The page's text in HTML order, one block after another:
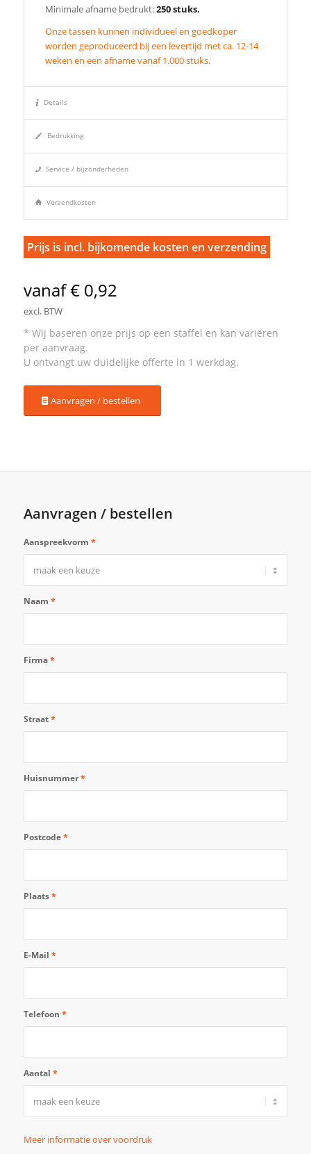
Minimale afname bedrukt:250 stuks.
Onze tassen kunnen individueel en goedkoper
worden geproduceerd bij een levertijd met ca. 12-14
weken en een afname vanaf 1.000 stuks.
Details
Bedrukking
Service / bijzonderheden
Verzendkosten
Prijs is incl. bijkomende kosten en verzending
vanaf € 0,92
excl. BTW
Aanvragen / bestellen
Aanvragen / bestellen
Aanspreekvorm *
Naam *
Firma*
Straat*
Huisnummer*
Postcode*
Plaats*
E-Mail *
Telefoon *
Aantal *
Meer informatie over voordruk